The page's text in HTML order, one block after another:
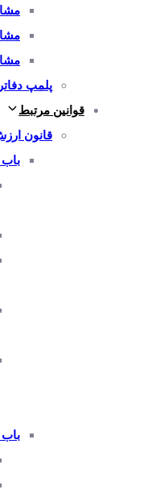
پلمپ
قوانین مرتبط
قانون
باب